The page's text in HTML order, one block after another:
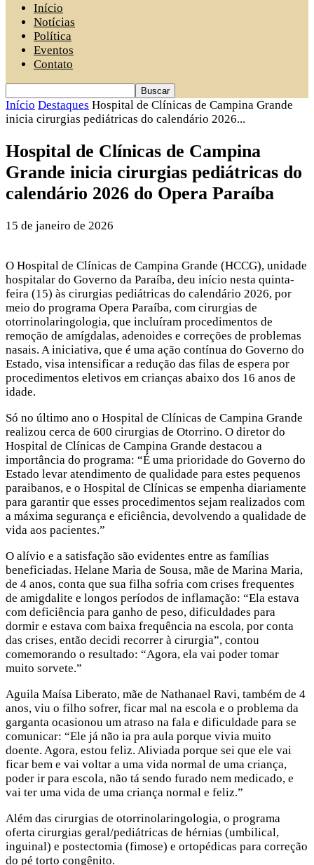
Início
Notícias
Política
Eventos
Contato
Início Destaques Hospital de Clínicas de Campina Grande
inicia cirurgias pediátricas do calendário 2026...
Hospital de Clínicas de Campina
Grande inicia cirurgias pediátricas do
calendário 2026 do Opera Paraíba
15 de janeiro de 2026
O Hospital de Clínicas de Campina Grande (HCCG), unidade
hospitalar do Governo da Paraíba, deu início nesta quinta-
feira (15) às cirurgias pediátricas do calendário 2026, por
meio do programa Opera Paraíba, com cirurgias de
otorrinolaringologia, que incluíram procedimentos de
remoção de amígdalas, adenoides e correções de problemas
nasais. A iniciativa, que é uma ação contínua do Governo do
Estado, visa intensificar a redução das filas de espera por
procedimentos eletivos em crianças abaixo dos 16 anos de
idade.
Só no último ano o Hospital de Clínicas de Campina Grande
realizou cerca de 600 cirurgias de Otorrino. O diretor do
Hospital de Clínicas de Campina Grande destacou a
importância do programa: “É uma prioridade do Governo do
Estado levar atendimento de qualidade para estes pequenos
paraibanos, e o Hospital de Clínicas se empenha diariamente
para garantir que esses procedimentos sejam realizados com
a máxima segurança e eficiência, devolvendo a qualidade de
vida aos pacientes.”
O alívio e a satisfação são evidentes entre as famílias
beneficiadas. Helane Maria de Sousa, mãe de Marina Maria,
de 4 anos, conta que sua filha sofria com crises frequentes
de amigdalite e longos períodos de inflamação: “Ela estava
com deficiência para ganho de peso, dificuldades para
dormir e estava com baixa frequência na escola, por conta
das crises, então decidi recorrer à cirurgia”, contou
comemorando o resultado: “Agora, ela vai poder tomar
muito sorvete.”
Aguila Maísa Liberato, mãe de Nathanael Ravi, também de 4
anos, viu o filho sofrer, ficar mal na escola e o problema da
garganta ocasionou um atraso na fala e dificuldade para se
comunicar: “Ele já não ia pra aula porque vivia muito
doente. Agora, estou feliz. Aliviada porque sei que ele vai
ficar bem e vai voltar a uma vida normal de uma criança,
poder ir para escola, não tá sendo furado nem medicado, e
vai ter uma vida de uma criança normal e feliz.”
Além das cirurgias de otorrinolaringologia, o programa
oferta cirurgias geral/pediátricas de hérnias (umbilical,
inguinal) e postectomia (fimose) e ortopédicas para correção
do pé torto congênito.